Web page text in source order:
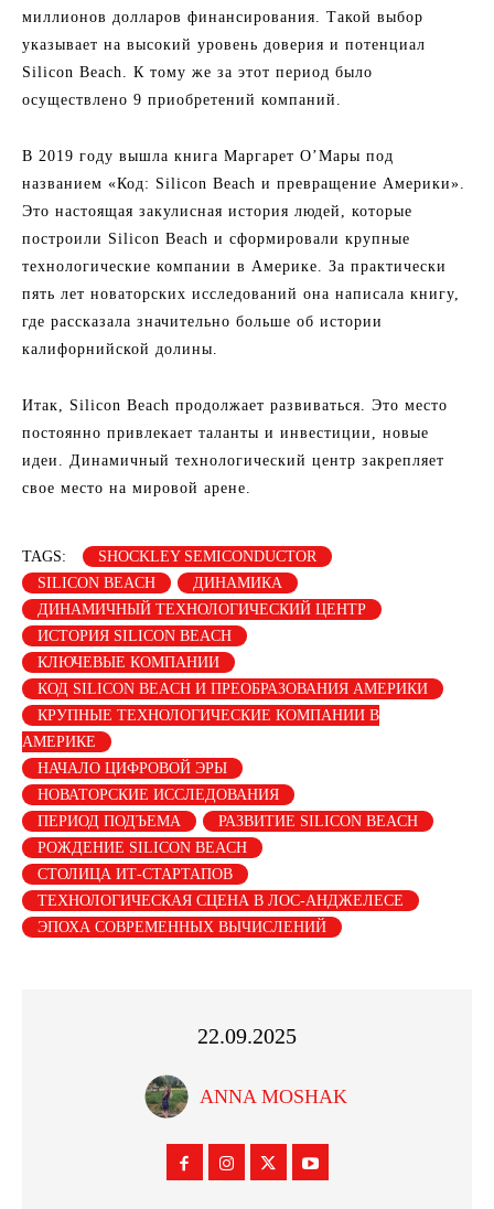
миллионов долларов финансирования. Такой выбор
указывает на высокий уровень доверия и потенциал
Silicon Beach. К тому же за этот период было
осуществлено 9 приобретений компаний.
В 2019 году вышла книга Маргарет О’Мары под
названием «Код: Silicon Beach и превращение Америки».
Это настоящая закулисная история людей, которые
построили Silicon Beach и сформировали крупные
технологические компании в Америке. За практически
пять лет новаторских исследований она написала книгу,
где рассказала значительно больше об истории
калифорнийской долины.
Итак, Silicon Beach продолжает развиваться. Это место
постоянно привлекает таланты и инвестиции, новые
идеи. Динамичный технологический центр закрепляет
свое место на мировой арене.
TAGS:
SHOCKLEY SEMICONDUCTOR
SILICON BEACH
ДИНАМИКА
ДИНАМИЧНЫЙ ТЕХНОЛОГИЧЕСКИЙ ЦЕНТР
ИСТОРИЯ SILICON BEACH
КЛЮЧЕВЫЕ КОМПАНИИ
КОД SILICON BEACH И ПРЕОБРАЗОВАНИЯ АМЕРИКИ
КРУПНЫЕ ТЕХНОЛОГИЧЕСКИЕ КОМПАНИИ В
АМЕРИКЕ
НАЧАЛО ЦИФРОВОЙ ЭРЫ
НОВАТОРСКИЕ ИССЛЕДОВАНИЯ
ПЕРИОД ПОДЪЕМА
РАЗВИТИЕ SILICON BEACH
РОЖДЕНИЕ SILICON BEACH
СТОЛИЦА ИТ-СТАРТАПОВ
ТЕХНОЛОГИЧЕСКАЯ СЦЕНА В ЛОС-АНДЖЕЛЕСЕ
ЭПОХА СОВРЕМЕННЫХ ВЫЧИСЛЕНИЙ
22.09.2025
ANNA MOSHAK